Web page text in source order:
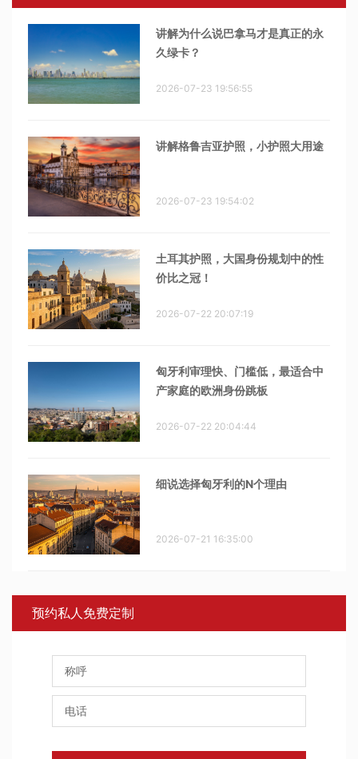
讲解为什么说巴拿马才是真正的永
久绿卡？
2026-07-23 19:56:55
讲解格鲁吉亚护照，小护照大用途
2026-07-23 19:54:02
土耳其护照，大国身份规划中的性
价比之冠！
2026-07-22 20:07:19
匈牙利审理快、门槛低，最适合中
产家庭的欧洲身份跳板
2026-07-22 20:04:44
细说选择匈牙利的N个理由
2026-07-21 16:35:00
预约私人免费定制